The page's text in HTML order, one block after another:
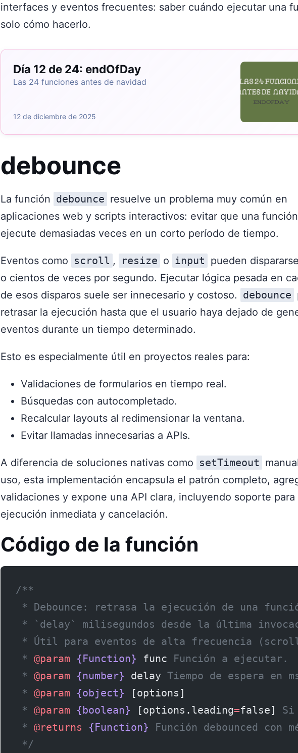
interfaces y eventos frecuentes: saber cuándo ejecutar una
solo cómo hacerlo.
Día 12 de 24: endOfDay
Las 24 funciones antes de navidad
12 de diciembre de 2025
debounce
La función debounce resuelve un problema muy común en
aplicaciones web y scripts interactivos: evitar que una
ejecute demasiadas veces en un corto período de tiempo.
Eventos como scroll , resize o input pueden
o cientos de veces por segundo. Ejecutar lógica pesada en
de esos disparos suele ser innecesario y costoso. debounce
retrasar la ejecución hasta que el usuario haya dejado de
eventos durante un tiempo determinado.
Esto es especialmente útil en proyectos reales para:
Validaciones de formularios en tiempo real.
Búsquedas con autocompletado.
Recalcular layouts al redimensionar la ventana.
Evitar llamadas innecesarias a APIs.
A diferencia de soluciones nativas como setTimeout
uso, esta implementación encapsula el patrón completo,
validaciones y expone una API clara, incluyendo soporte para
ejecución inmediata y cancelación.
Código de la función
/**
* Debounce: retrasa la ejecución de una
* `delay` milisegundos desde la última
* Útil para eventos de alta frecuencia
* @param {Function} func Función a ejecutar.
* @param {number} delay Tiempo de espera en
* @param {object} [options]
* @param {boolean} [options.leading=false]
Si
* @returns {Function} Función debounced con
*/